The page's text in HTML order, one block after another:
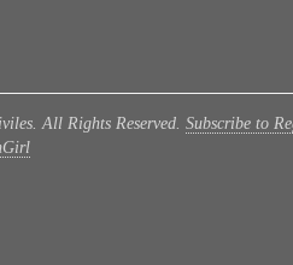
All Rights Reserved. Subscribe to